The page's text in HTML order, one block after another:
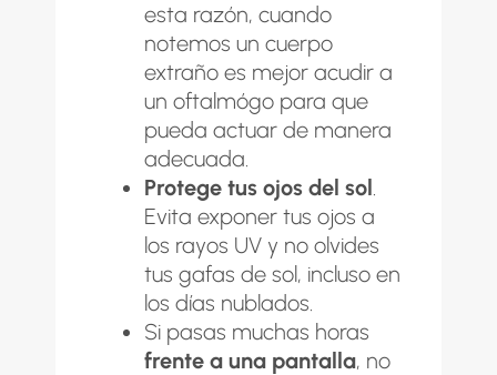
esta razón, cuando
notemos un cuerpo
extraño es mejor acudir a
un oftalmógo para que
pueda actuar de manera
adecuada.
Protege tus ojos del sol.
Evita exponer tus ojos a
los rayos UV y no olvides
tus gafas de sol, incluso en
los días nublados.
Si pasas muchas horas
frente a una pantalla, no